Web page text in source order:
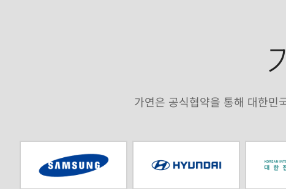
가연은 공식협약을 통해 대한민